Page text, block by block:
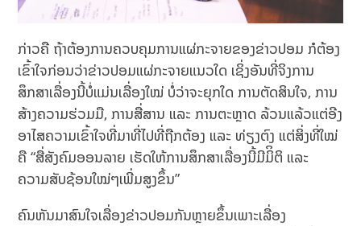
ກ່າວຄື ຖ້າຕ້ອງການຄວບຄຸມການແຜ່ກະຈາຍຂອງຂ່າວປອມ ກໍຕ້ອງ
ເຂົ້າໃຈກ່ອນວ່າຂ່າວປອມແຜ່ກະຈາຍແນວໃດ ເຊິ່ງອັນທີ່ຈິງການ
ສຶກສາເລື່ອງນີ້ບໍ່ແມ່ນເລື່ອງໃໝ່ ບໍ່ວ່າຈະຍຸກໃດ ການຕັດສິນໃຈ, ການ
ສ້າງຄວາມຮ່ວມມື, ການສື່ສານ ແລະ ການຕະຫຼາດ ລ້ວນແລ້ວແຕ່ອີງ
ອາໄສຄວາມເຂົ້າໃຈທີ່ມາທີ່ໄປທີ່ຖືກຕ້ອງ ແລະ ທ່ຽງຕົງ ແຕ່ສິ່ງທີ່ໃໝ່
ຄື “ສື່ສັງຄົມອອນລາຍ ເຮັດໃຫ້ການສຶກສາເລື່ອງນີ້ມີມິິຕິ ແລະ
ຄວາມສັບຊ້ອນໃໝ່ໆເພີ່ມສູງຂຶ້ນ”
ຄົນຫັນມາສົນໃຈເລື່ອງຂ່າວປອມກັນຫຼາຍຂຶ້ນເພາະເລື່ອງ